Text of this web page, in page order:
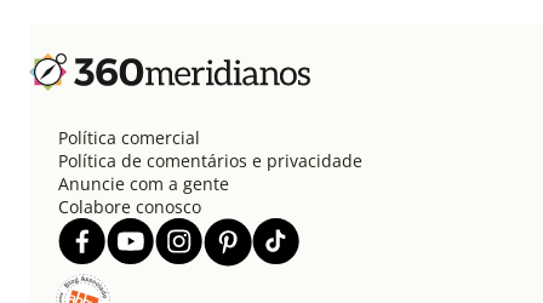
Política comercial
Política de comentários e privacidade
Anuncie com a gente
Colabore conosco